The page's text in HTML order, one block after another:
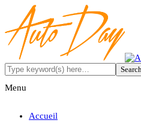
Menu
Accueil